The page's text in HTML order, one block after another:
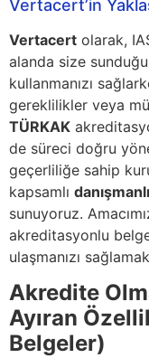
Vertacert’in
Vertacert olarak,
alanda size
kullanmanızı
gereklilikler veya
TÜRKAK
de süreci doğru
geçerliliğe sahip
kapsamlı
sunuyoruz.
akreditasyonlu
ulaşmanızı
Akredite
Ayıran
Belgeler)